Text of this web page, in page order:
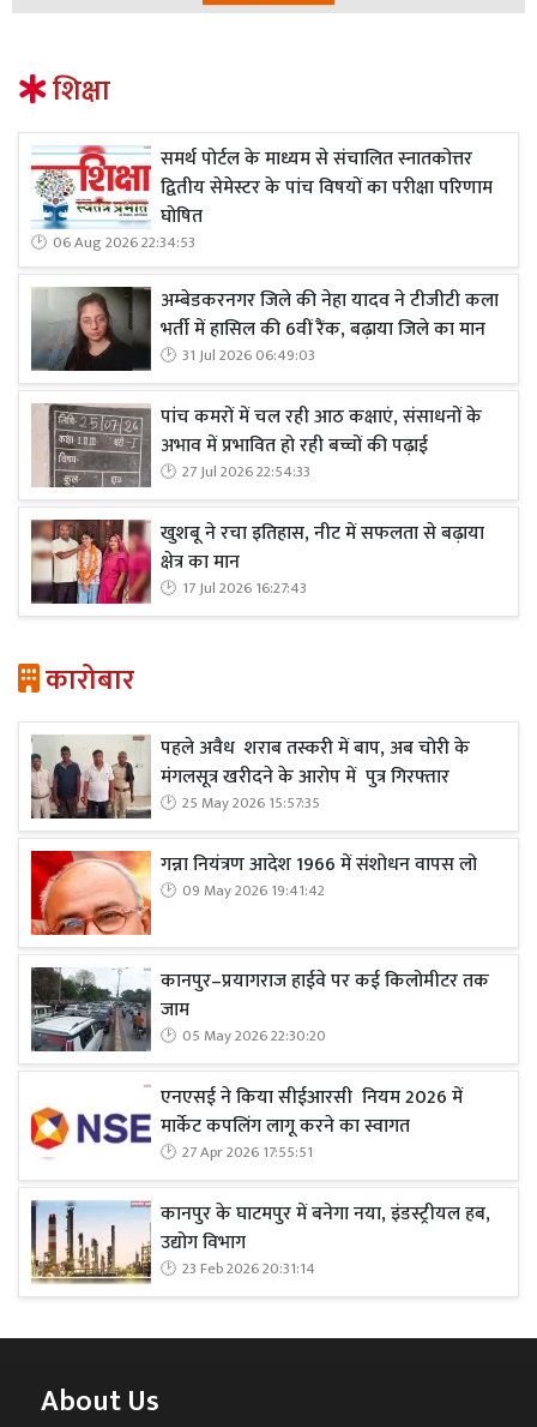
शिक्षा
समर्थ पोर्टल के माध्यम से संचालित स्नातकोत्तर
द्वितीय सेमेस्टर के पांच विषयों का परीक्षा परिणाम
घोषित
06 Aug 2026 22:34:53
अम्बेडकरनगर जिले की नेहा यादव ने टीजीटी कला
भर्ती में हासिल की 6वीं रैंक, बढ़ाया जिले का मान
31 Jul 2026 06:49:03
पांच कमरों में चल रही आठ कक्षाएं, संसाधनों के
अभाव में प्रभावित हो रही बच्चों की पढ़ाई
27 Jul 2026 22:54:33
खुशबू ने रचा इतिहास, नीट में सफलता से बढ़ाया
क्षेत्र का मान
17 Jul 2026 16:27:43
कारोबार
पहले अवैध शराब तस्करी में बाप, अब चोरी के
मंगलसूत्र खरीदने के आरोप में पुत्र गिरफ्तार
25 May 2026 15:57:35
गन्ना नियंत्रण आदेश 1966 में संशोधन वापस लो
09 May 2026 19:41:42
कानपुर–प्रयागराज हाईवे पर कई किलोमीटर तक
जाम
05 May 2026 22:30:20
एनएसई ने किया सीईआरसी नियम 2026 में
मार्केट कपलिंग लागू करने का स्वागत
27 Apr 2026 17:55:51
कानपुर के घाटमपुर में बनेगा नया, इंडस्ट्रीयल हब,
उद्योग विभाग
23 Feb 2026 20:31:14
About Us